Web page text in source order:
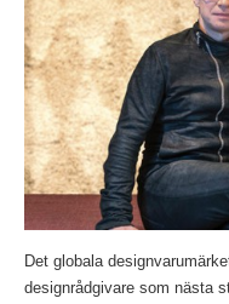
Det globala
designrådgivare som nästa